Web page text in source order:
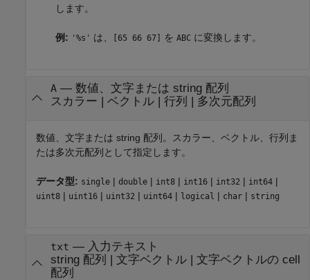
します。
例: '%s' は、 [65 66 67] を ABC に変換します。
A— 数値、文字または string 配列
スカラー | ベクトル| 行列 | 多次元配列
数値、文字または string 配列。スカラー、ベクトル、行列ま
たは多次元配列として指定します。
データ型: single | double | int8 | int16 | int32 | int64 |
uint8 | uint16 | uint32 | uint64 | logical | char | string
txt — 入力テキスト
string 配列 | 文字ベクトル| 文字ベクトルの cell
配列